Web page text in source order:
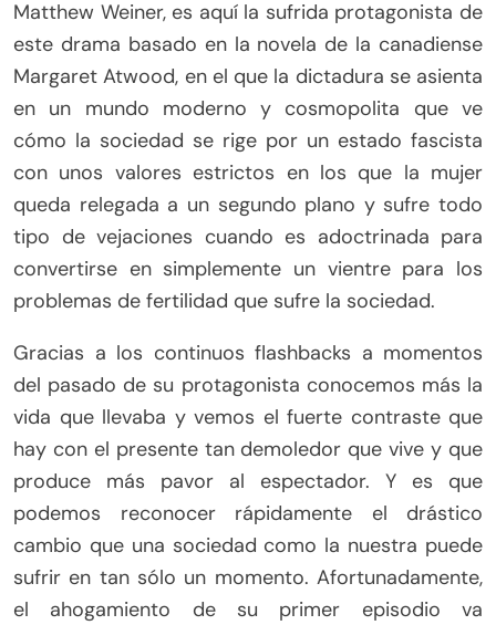
Matthew Weiner, es aquí la sufrida protagonista de
este drama basado en la novela de la canadiense
Margaret Atwood, en el que la dictadura se asienta
en un mundo moderno y cosmopolita que ve
cómo la sociedad se rige por un estado fascista
con unos valores estrictos en los que la mujer
queda relegada a un segundo plano y sufre todo
tipo de vejaciones cuando es adoctrinada para
convertirse en simplemente un vientre para los
problemas de fertilidad que sufre la sociedad.
Gracias a los continuos flashbacks a momentos
del pasado de su protagonista conocemos más la
vida que llevaba y vemos el fuerte contraste que
hay con el presente tan demoledor que vive y que
produce más pavor al espectador. Y es que
podemos reconocer rápidamente el drástico
cambio que una sociedad como la nuestra puede
sufrir en tan sólo un momento. Afortunadamente,
el ahogamiento de su primer episodio va